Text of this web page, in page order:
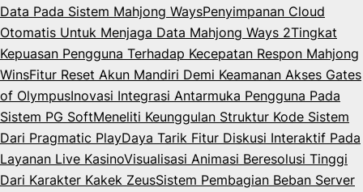
Data Pada Sistem Mahjong WaysPenyimpanan Cloud
Otomatis Untuk Menjaga Data Mahjong Ways 2Tingkat
Kepuasan Pengguna Terhadap Kecepatan Respon Mahjong
WinsFitur Reset Akun Mandiri Demi Keamanan Akses Gates
of OlympusInovasi Integrasi Antarmuka Pengguna Pada
Sistem PG SoftMeneliti Keunggulan Struktur Kode Sistem
Dari Pragmatic PlayDaya Tarik Fitur Diskusi Interaktif Pada
Layanan Live KasinoVisualisasi Animasi Beresolusi Tinggi
Dari Karakter Kakek ZeusSistem Pembagian Beban Server